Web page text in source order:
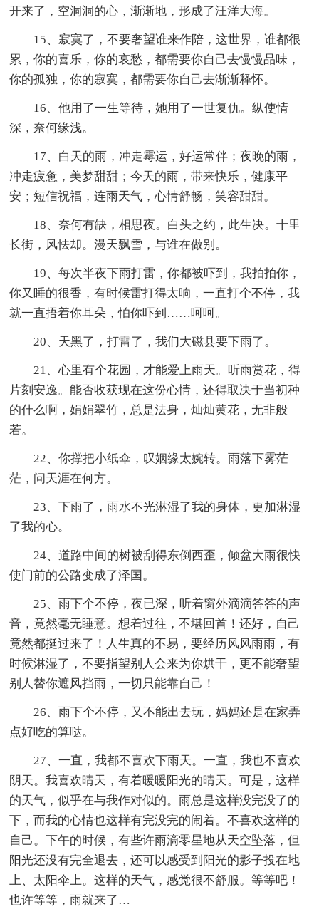
开来了，空洞洞的心，渐渐地，形成了汪洋大海。
15、寂寞了，不要奢望谁来作陪，这世界，谁都很
累，你的喜乐，你的哀愁，都需要你自己去慢慢品味，
你的孤独，你的寂寞，都需要你自己去渐渐释怀。
16、他用了一生等待，她用了一世复仇。纵使情
深，奈何缘浅。
17、白天的雨，冲走霉运，好运常伴；夜晚的雨，
冲走疲惫，美梦甜甜；今天的雨，带来快乐，健康平
安；短信祝福，连雨天气，心情舒畅，笑容甜甜。
18、奈何有缺，相思夜。白头之约，此生决。十里
长街，风怯却。漫天飘雪，与谁在做别。
19、每次半夜下雨打雷，你都被吓到，我拍拍你，
你又睡的很香，有时候雷打得太响，一直打个不停，我
就一直捂着你耳朵，怕你吓到……呵呵。
20、天黑了，打雷了，我们大磁县要下雨了。
21、心里有个花园，才能爱上雨天。听雨赏花，得
片刻安逸。能否收获现在这份心情，还得取决于当初种
的什么啊，娟娟翠竹，总是法身，灿灿黄花，无非般
若。
22、你撑把小纸伞，叹姻缘太婉转。雨落下雾茫
茫，问天涯在何方。
23、下雨了，雨水不光淋湿了我的身体，更加淋湿
了我的心。
24、道路中间的树被刮得东倒西歪，倾盆大雨很快
使门前的公路变成了泽国。
25、雨下个不停，夜已深，听着窗外滴滴答答的声
音，竟然毫无睡意。想着过往，不堪回首！还好，自己
竟然都挺过来了！人生真的不易，要经历风风雨雨，有
时候淋湿了，不要指望别人会来为你烘干，更不能奢望
别人替你遮风挡雨，一切只能靠自己！
26、雨下个不停，又不能出去玩，妈妈还是在家弄
点好吃的算哒。
27、一直，我都不喜欢下雨天。一直，我也不喜欢
阴天。我喜欢晴天，有着暖暖阳光的晴天。可是，这样
的天气，似乎在与我作对似的。雨总是这样没完没了的
下，而我的心情也这样有完没完的闹着。不喜欢这样的
自己。下午的时候，有些许雨滴零星地从天空坠落，但
阳光还没有完全退去，还可以感受到阳光的影子投在地
上、太阳伞上。这样的天气，感觉很不舒服。等等吧！
也许等等，雨就来了…